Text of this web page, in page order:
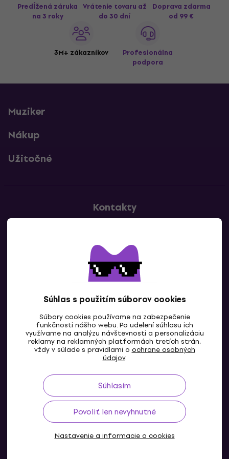
Súhlas s použitím súborov cookies
Súbory cookies používame na zabezpečenie
funkčnosti nášho webu. Po udelení súhlasu ich
využívame na analýzu návštevnosti a personalizáciu
reklamy na reklamných platformách tretích strán,
vždy v súlade s pravidlami o ochrane osobných
údajov.
Súhlasím
Povoliť len nevyhnutné
Nastavenie a informacie o cookies
Predĺžená záruka
na 3 roky
Vrátenie tovaru až
do 30 dní
Doprava zdarma
od 99 €
3M+ zákazníkov
Profesionálna
podpora
Muziker
Nákup
Užitočné
Kontakty
SK